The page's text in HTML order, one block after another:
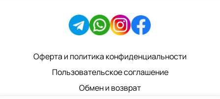
Оферта и политика конфиденциальности
Пользовательское соглашение
Обмен и возврат